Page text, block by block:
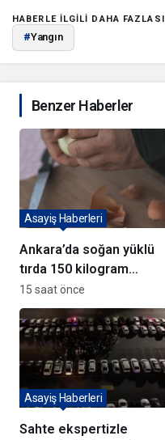
HABERLE ILGILI DAHA FAZLASI
#Yangın
Benzer Haberler
Ankara’da soğan yüklü
tırda 150 kilogram
metamfetamin ele
geçirildi
Asayiş Haberleri
15 saat önce
Sahte ekspertizle
Asayiş Haberleri